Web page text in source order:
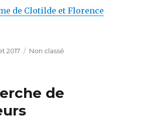
de Clotilde et Florence
2017 Catégories
Non classé
de